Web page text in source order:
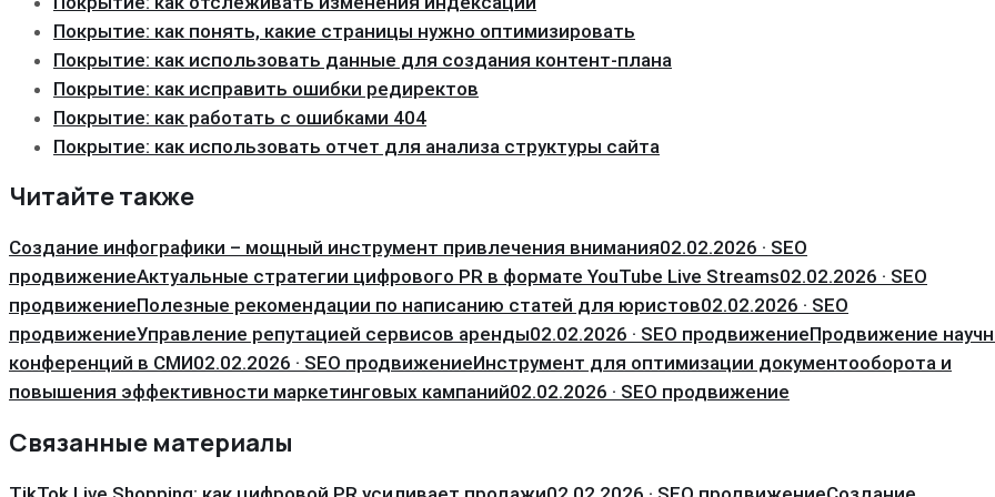
Покрытие: как понять, какие страницы нужно оптимизировать
Покрытие: как использовать данные для создания контент-плана
Покрытие: как исправить ошибки редиректов
Покрытие: как работать с ошибками 404
Покрытие: как использовать отчет для анализа структуры сайта
Читайте также
Создание инфографики – мощный инструмент привлечения внимания02.02.2026 · SEO
продвижениеАктуальные стратегии цифрового PR в формате YouTube Live Streams02.02.2026 · SEO
продвижениеПолезные рекомендации по написанию статей для юристов02.02.2026 · SEO
продвижениеУправление репутацией сервисов аренды02.02.2026 · SEO продвижениеПродвижение
конференций в СМИ02.02.2026 · SEO продвижениеИнструмент для оптимизации документооборота и
повышения эффективности маркетинговых кампаний02.02.2026 · SEO продвижение
Связанные материалы